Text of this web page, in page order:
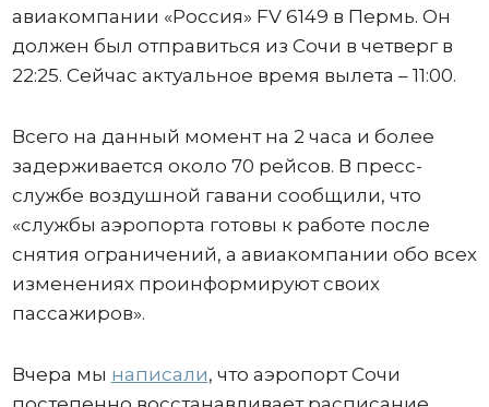
авиакомпании «Россия» FV 6149 в Пермь. Он
должен был отправиться из Сочи в четверг в
22:25. Сейчас актуальное время вылета – 11:00.
Всего на данный момент на 2 часа и более
задерживается около 70 рейсов. В пресс-
службе воздушной гавани сообщили, что
«службы аэропорта готовы к работе после
снятия ограничений, а авиакомпании обо всех
изменениях проинформируют своих
пассажиров».
Вчера мы написали, что аэропорт Сочи